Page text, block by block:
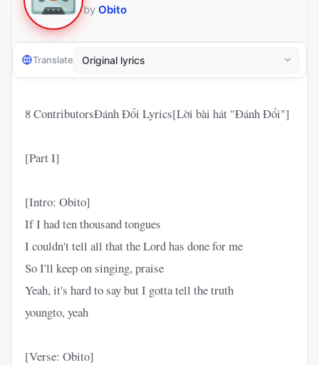
by Obito
Translate
8 ContributorsĐánh Đổi Lyrics[Lời bài hát "Đánh Đổi"]
[Part I]
[Intro: Obito]
If I had ten thousand tongues
I couldn't tell all that the Lord has done for me
So I'll keep on singing, praise
Yeah, it's hard to say but I gotta tell the truth
‎youngto, yeah
[Verse: Obito]